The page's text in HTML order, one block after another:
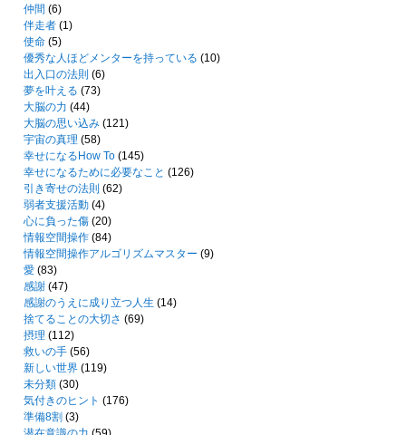
仲間 (6)
伴走者 (1)
使命 (5)
優秀な人ほどメンターを持っている (10)
出入口の法則 (6)
夢を叶える (73)
大脳の力 (44)
大脳の思い込み (121)
宇宙の真理 (58)
幸せになるHow To (145)
幸せになるために必要なこと (126)
引き寄せの法則 (62)
弱者支援活動 (4)
心に負った傷 (20)
情報空間操作 (84)
情報空間操作アルゴリズムマスター (9)
愛 (83)
感謝 (47)
感謝のうえに成り立つ人生 (14)
捨てることの大切さ (69)
摂理 (112)
救いの手 (56)
新しい世界 (119)
未分類 (30)
気付きのヒント (176)
準備8割 (3)